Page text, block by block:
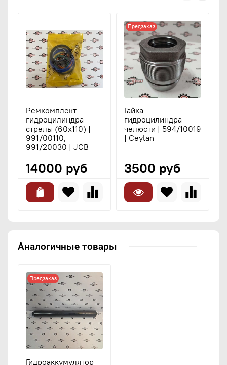
Ремкомплект
гидроцилиндра
стрелы (60x110) |
991/00110,
991/20030 | JCB
14000 руб
Предзаказ
Гайка
гидроцилиндра
челюсти | 594/10019
| Ceylan
3500 руб
Аналогичные товары
Предзаказ
Гидроаккумулятор